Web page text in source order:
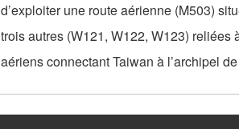
d’exploiter une route aérienne (M503)
trois autres (W121, W122, W123)
aériens connectant Taiwan à l’archipel